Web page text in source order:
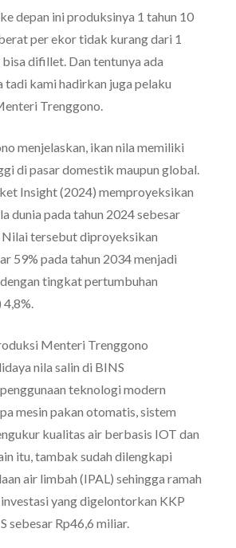
depan ini produksinya 1 tahun 10
per ekor tidak kurang dari 1
difillet. Dan tentunya ada
tadi kami hadirkan juga pelaku
Trenggono.
menjelaskan, ikan nila memiliki
di pasar domestik maupun global.
Insight (2024) memproyeksikan
dunia pada tahun 2024 sebesar
Nilai tersebut diproyeksikan
59% pada tahun 2034 menjadi
tingkat pertumbuhan
4,8%.
Menteri Trenggono
nila salin di BINS
teknologi modern
mesin pakan otomatis, sistem
kualitas air berbasis IOT dan
itu, tambak sudah dilengkapi
air limbah (IPAL) sehingga ramah
yang digelontorkan KKP
sebesar Rp46,6 miliar.